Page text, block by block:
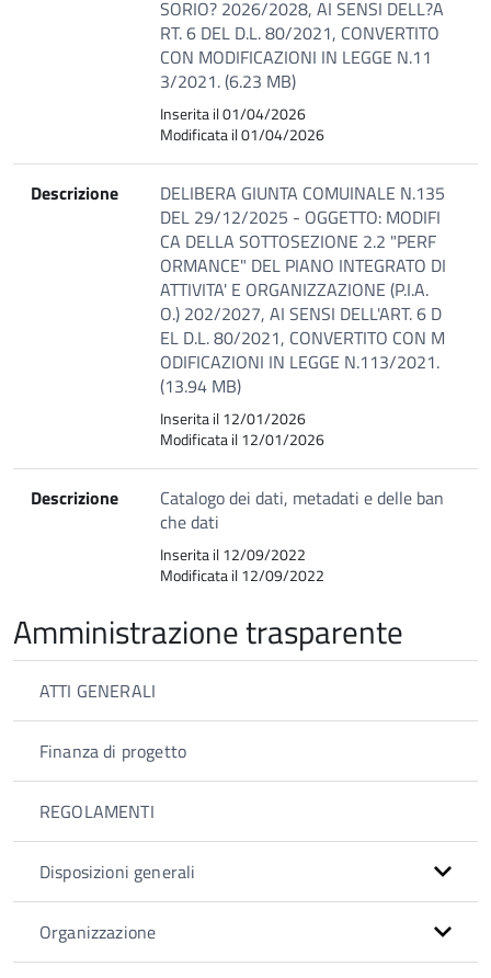
SORIO? 2026/2028, AI SENSI DELL?A
RT. 6 DEL D.L. 80/2021, CONVERTITO
CON MODIFICAZIONI IN LEGGE N.11
3/2021. (6.23 MB)
Inserita il 01/04/2026
Modificata il 01/04/2026
Descrizione
DELIBERA GIUNTA COMUINALE N.135
DEL 29/12/2025 - OGGETTO: MODIFI
CA DELLA SOTTOSEZIONE 2.2 "PERF
ORMANCE" DEL PIANO INTEGRATO DI
ATTIVITA' E ORGANIZZAZIONE (P.I.A.
O.) 202/2027, AI SENSI DELL'ART. 6 D
EL D.L. 80/2021, CONVERTITO CON M
ODIFICAZIONI IN LEGGE N.113/2021.
(13.94 MB)
Inserita il 12/01/2026
Modificata il 12/01/2026
Descrizione
Catalogo dei dati, metadati e delle ban
che dati
Inserita il 12/09/2022
Modificata il 12/09/2022
Amministrazione trasparente
ATTI GENERALI
Finanza di progetto
REGOLAMENTI
Disposizioni generali
Organizzazione